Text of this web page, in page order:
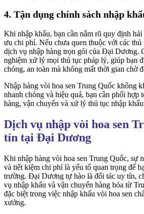
4. Tận dụng chính sách nhập
Khi nhập khẩu, bạn cần nắm rõ quy định
ưu chi phí. Nếu chưa quen thuộc với các thủ
dịch vụ nhập hàng trọn gói của Đại Dương.
nghiệm xử lý mọi thủ tục pháp lý, giúp bạn
chóng, an toàn mà không mất thời gian chờ
Nhập hàng vòi hoa sen Trung Quốc không
nhanh chóng và hiệu quả, bạn cần phối hợp
hàng, vận chuyển và xử lý thủ tục nhập
Dịch vụ nhập vòi hoa sen
tín tại Đại Dương
Khi nhập hàng vòi hoa sen Trung Quốc, sự
và tiết kiệm chi phí là yếu tố quan trọng để
trường. Đại Dương tự hào là đối tác uy tín,
vụ nhập khẩu và vận chuyển hàng hóa từ
đặc biệt trong việc nhập khẩu vòi hoa sen
xưởng.